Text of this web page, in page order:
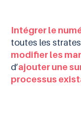
Intégrer le
toutes les
modifier les
d’ajouter une
processus